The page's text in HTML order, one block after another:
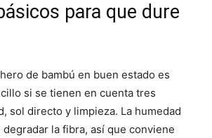
para que dure
de bambú en buen estado es
si se tienen en cuenta tres
sol directo y limpieza. La humedad
la fibra, así que conviene